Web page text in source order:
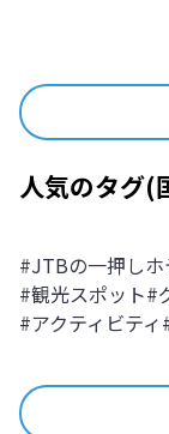
人気のタグ(
#JTBの一押しホ
#観光スポット#
#アクティビティ